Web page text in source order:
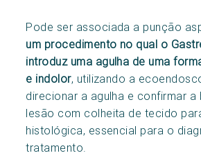
Pode ser associada a punção
um procedimento no qual o
introduz uma agulha de uma
e indolor, utilizando a
direcionar a agulha e confirmar a
lesão com colheita de tecido
histológica, essencial para o
tratamento.